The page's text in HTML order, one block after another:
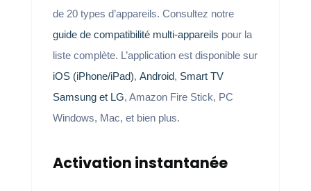
de 20 types d’appareils. Consultez notre
guide de compatibilité multi-appareils pour la
liste complète. L’application est disponible sur
iOS (iPhone/iPad), Android, Smart TV
Samsung et LG, Amazon Fire Stick, PC
Windows, Mac, et bien plus.
Activation instantanée